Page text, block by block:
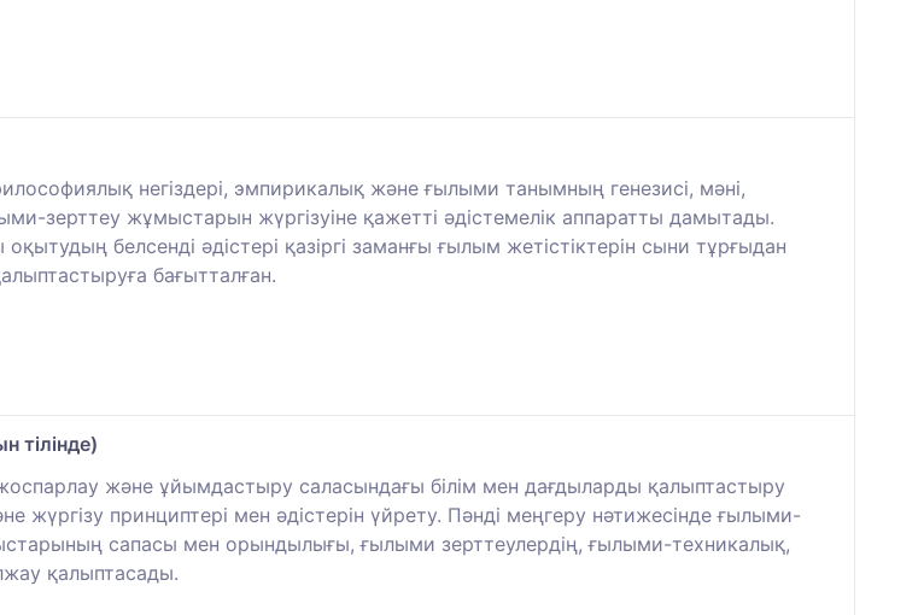
негіздері, эмпирикалық және ғылыми танымның генезисі, мәні,
зерттеу жұмыстарын жүргізуіне қажетті әдістемелік аппаратты дамытады.
белсенді әдістері қазіргі заманғы ғылым жетістіктерін сыни тұрғыдан
бағытталған.
тілінде)
және ұйымдастыру саласындағы білім мен дағдыларды қалыптастыру
жүргізу принциптері мен әдістерін үйрету. Пәнді меңгеру нәтижесінде ғылыми-
сапасы мен орындылығы, ғылыми зерттеулердің, ғылыми-техникалық,
қалыптасады.